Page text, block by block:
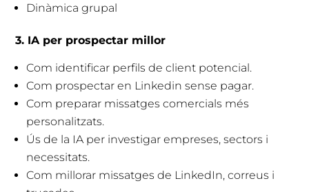
Dinàmica grupal
3. IA per prospectar millor
Com identificar perfils de client potencial.
Com prospectar en Linkedin sense pagar.
Com preparar missatges comercials més
personalitzats.
Ús de la IA per investigar empreses, sectors i
necessitats.
Com millorar missatges de LinkedIn, correus i